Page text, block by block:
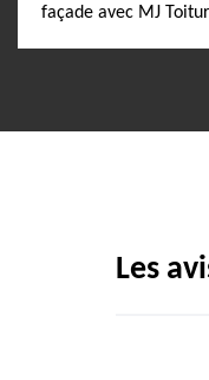
façade avec MJ
Les